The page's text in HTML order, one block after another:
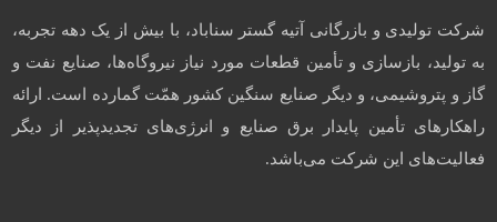
شرکت تولیدی و بازرگانی آتیه گستر سناباد، با بیش از یک دهه تجربه،
به تولید، بازسازی و تأمین قطعات مورد نیاز نیروگاه‌ها، صنایع نفت و
گاز و پتروشیمی، و دیگر صنایع سنگین کشور همّت گمارده است. ارائه
راهکارهای تأمین پایدار برق صنایع و انرژی‌های تجدیدپذیر از دیگر
فعالیت‌های این شرکت می‌باشد.